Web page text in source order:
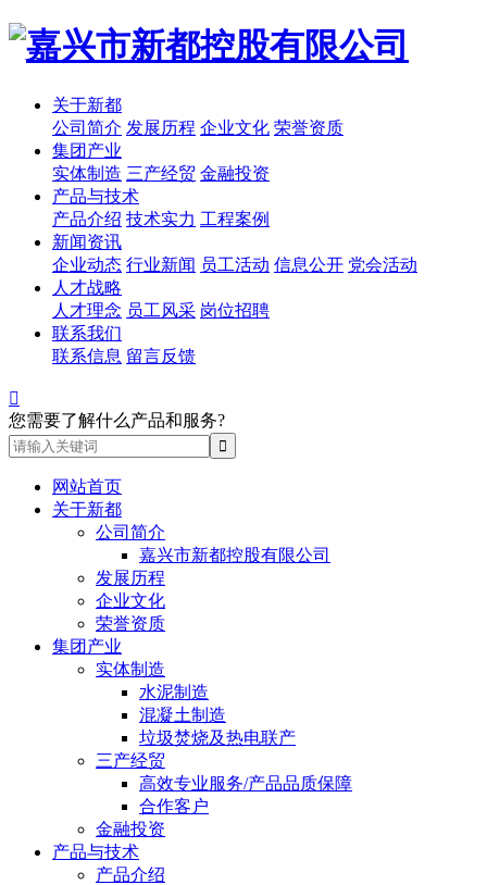
关于新都
公司简介 发展历程 企业文化 荣誉资质
集团产业
实体制造 三产经贸 金融投资
产品与技术
产品介绍 技术实力 工程案例
新闻资讯
企业动态 行业新闻 员工活动 信息公开 党会活动
人才战略
人才理念 员工风采 岗位招聘
联系我们
联系信息 留言反馈

您需要了解什么产品和服务?
网站首页
关于新都
公司简介
嘉兴市新都控股有限公司
发展历程
企业文化
荣誉资质
集团产业
实体制造
水泥制造
混凝土制造
垃圾焚烧及热电联产
三产经贸
高效专业服务/产品品质保障
合作客户
金融投资
产品与技术
产品介绍